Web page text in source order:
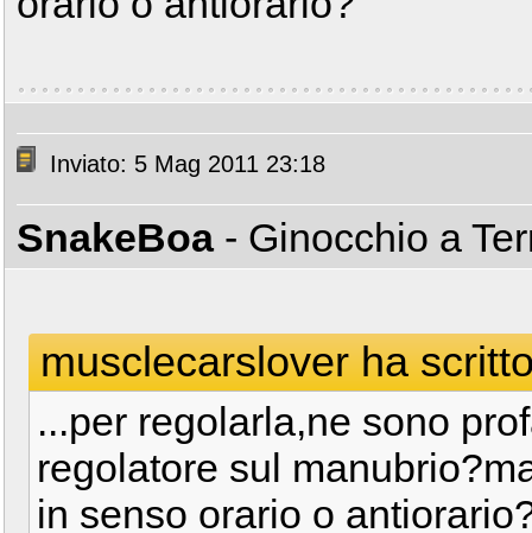
Inviato: 5 Mag 2011 23:18
SnakeBoa - Ginocchio a
musclecarslover ha
...per regolarla,ne sono
regolatore sul
in senso orario o